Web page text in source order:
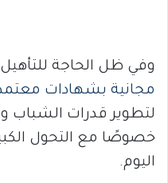
وفي ظل الحاجة
مجانية بشهادات
لتطوير قدرات الشباب
خصوصًا مع التحول
اليوم.